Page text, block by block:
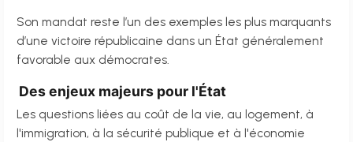
Son mandat reste l’un des exemples les plus marquants
d’une victoire républicaine dans un État généralement
favorable aux démocrates.
Des enjeux majeurs pour l'État
Les questions liées au coût de la vie, au logement, à
l'immigration, à la sécurité publique et à l'économie